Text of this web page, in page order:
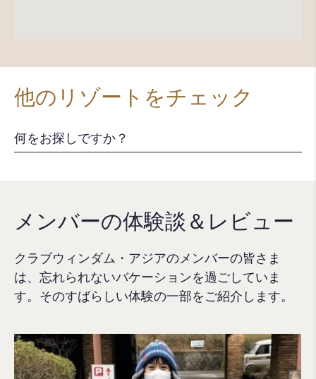
他のリゾートをチェック
メンバーの体験談＆レビュー
クラブウィンダム・アジアのメンバーの皆さま
は、忘れられないバケーションを過ごしていま
す。そのすばらしい体験の一部をご紹介します。